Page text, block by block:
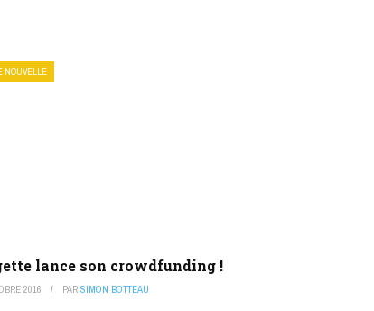
NOUVELLE
lance son crowdfunding !
2016 PAR SIMON BOTTEAU